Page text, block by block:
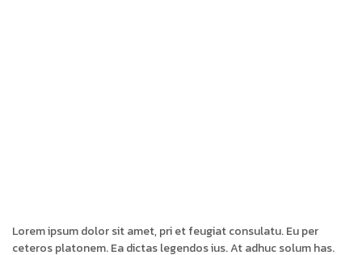
Lorem ipsum dolor sit amet, pri et feugiat consulatu. Eu per
ceteros platonem. Ea dictas legendos ius. At adhuc solum has.